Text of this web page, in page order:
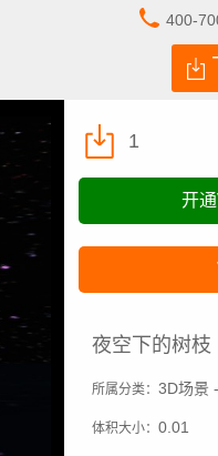
400-
1
开
夜空下的树枝
所属分类：3D场景
体积大小：0.01